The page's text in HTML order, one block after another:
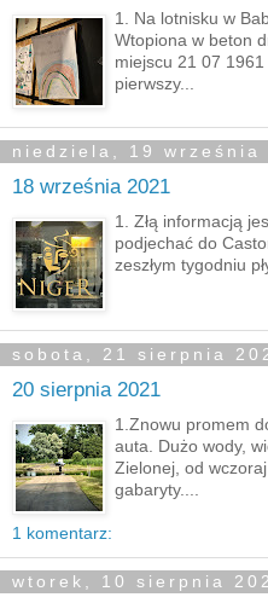
1. Na lotnisku w
Wtopiona w beton
miejscu 21 07
pierwszy...
niedziela, 19 września
18 września 2021
1. Złą informacją
podjechać do
zeszłym tygodniu
sobota, 21 sierpnia
20 sierpnia 2021
1.Znowu promem
auta. Dużo wody,
Zielonej, od
gabaryty....
1 komentarz:
wtorek, 10 sierpnia